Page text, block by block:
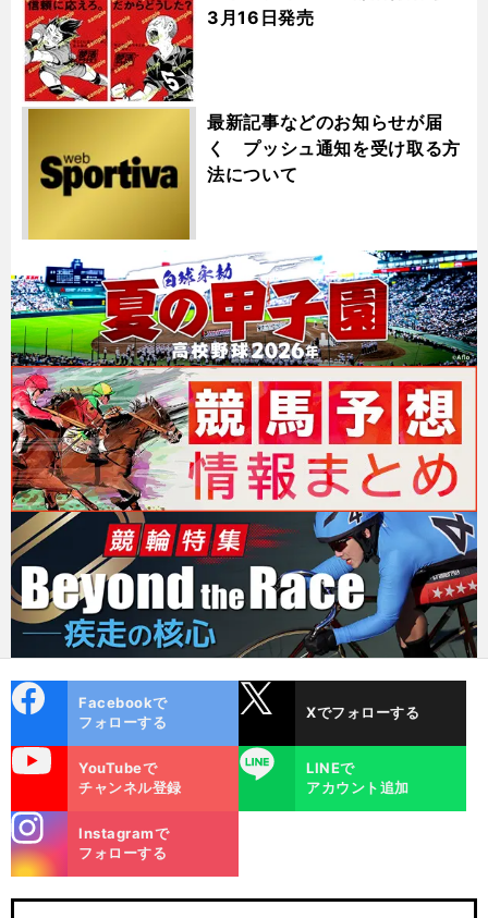
3月16日発売
最新記事などのお知らせが届
く プッシュ通知を受け取る方
法について
ok
Facebookで
フォローする
Xでフォローする
YouTubeで
チャンネル登録
LINE
LINEで
アカウント追加
m
Instagramで
フォローする